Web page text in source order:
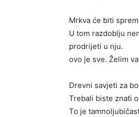
Mrkva će biti
U tom razdoblju
prodrijeti u nju.
ovo je sve. Želim
Drevni savjeti za
Trebali biste znati
To je